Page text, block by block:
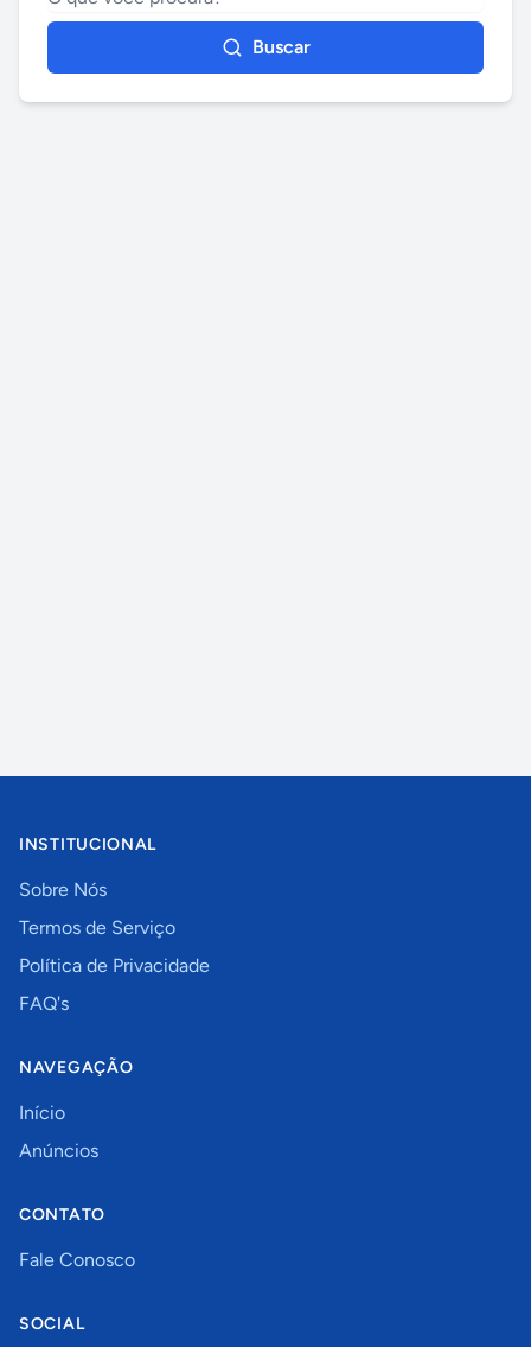
Buscar
INSTITUCIONAL
Sobre Nós
Termos de Serviço
Política de Privacidade
FAQ's
NAVEGAÇÃO
Início
Anúncios
CONTATO
Fale Conosco
SOCIAL